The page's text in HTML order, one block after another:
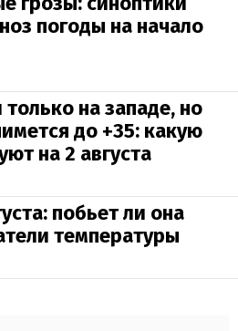
погоды на начало
на западе, но
до +35: какую
на 2 августа
побьет ли она
температуры